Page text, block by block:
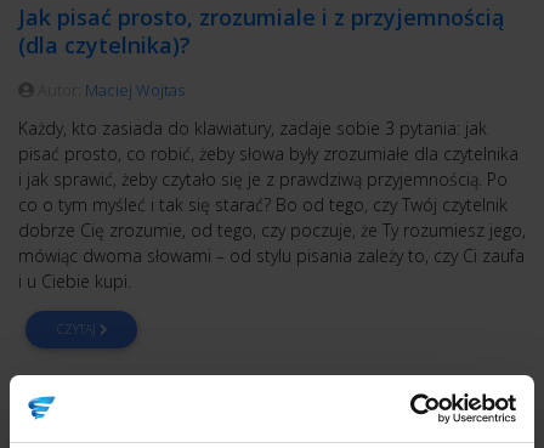
Jak pisać prosto, zrozumiale i z przyjemnością
(dla czytelnika)?
Maciej Wojtas
Każdy, kto zasiada do klawiatury, zadaje sobie 3 pytania: jak
pisać prosto, co robić, żeby słowa były zrozumiałe dla czytelnika
i jak sprawić, żeby czytało się je z prawdziwą przyjemnością. Po
co o tym myśleć i tak się starać? Bo od tego, czy Twój czytelnik
dobrze Cię zrozumie, od tego, czy poczuje, że Ty rozumiesz jego,
mówiąc dwoma słowami – od stylu pisania zależy to, czy Ci zaufa
i u Ciebie kupi.
CZYTAJ